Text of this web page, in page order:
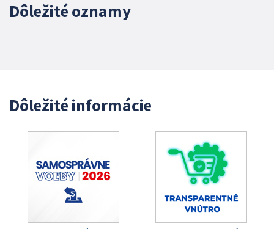
Dôležité oznamy
Dôležité informácie